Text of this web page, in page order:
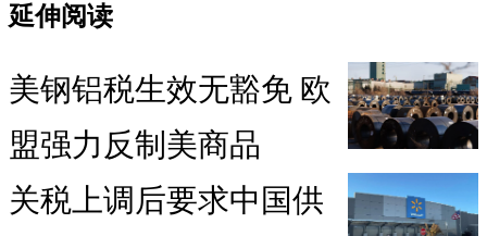
延伸阅读
美钢铝税生效无豁免 欧
盟强力反制美商品
关税上调后要求中国供